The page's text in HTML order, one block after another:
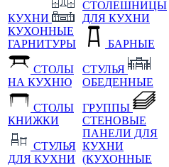
КУХНИ
КУХОННЫЕ
ГАРНИТУРЫ
СТОЛЫ
НА КУХНЮ
СТОЛЫ
КНИЖКИ
СТУЛЬЯ
ДЛЯ КУХНИ
СТОЛЕШНИЦЫ
ДЛЯ КУХНИ
БАРНЫЕ
СТУЛЬЯ
ОБЕДЕННЫЕ
ГРУППЫ
СТЕНОВЫЕ
ПАНЕЛИ ДЛЯ
КУХНИ
(КУХОННЫЕ